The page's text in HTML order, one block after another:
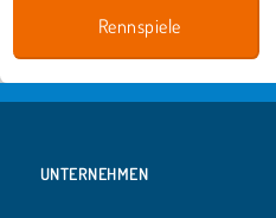
Rennspiele
UNTERNEHMEN